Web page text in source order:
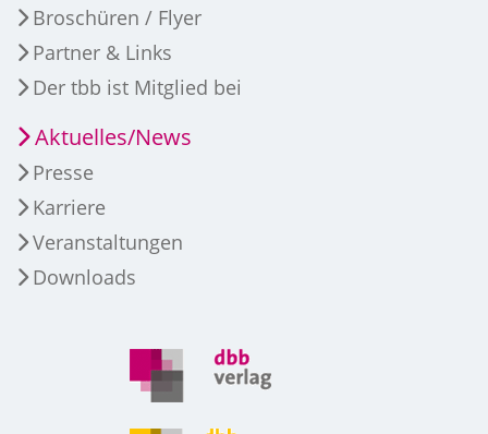
Broschüren / Flyer
Partner & Links
Der tbb ist Mitglied bei
Aktuelles/News
Presse
Karriere
Veranstaltungen
Downloads